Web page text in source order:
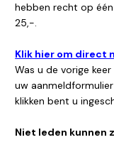
hebben recht op
25,-.
Klik hier om direct
Was u de vorige
uw
klikken bent u
Niet leden kunnen